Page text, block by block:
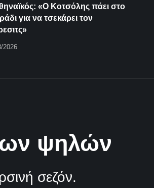
«Ο Κοτσόλης πάει στο
για να τσεκάρει τον
2026
ψηλών
σεζόν.